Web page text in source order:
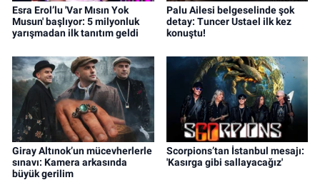
Esra Erol’lu 'Var Mısın Yok
Musun' başlıyor: 5 milyonluk
yarışmadan ilk tanıtım geldi
Palu Ailesi belgeselinde şok
detay: Tuncer Ustael ilk kez
konuştu!
Giray Altınok’un mücevherlerle
sınavı: Kamera arkasında
büyük gerilim
Scorpions’tan İstanbul mesajı:
'Kasırga gibi sallayacağız'